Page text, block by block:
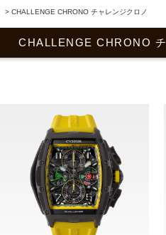
> CHALLENGE CHRONO チャレンジクロノ
CHALLENGE CHRONO